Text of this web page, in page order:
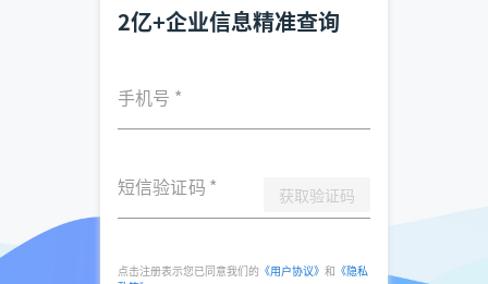
2亿+企业信息精准查询
手机号 *
短信验证码 * 获取验证码
点击注册表示您已同意我们的 《用户协议》 和 《隐私